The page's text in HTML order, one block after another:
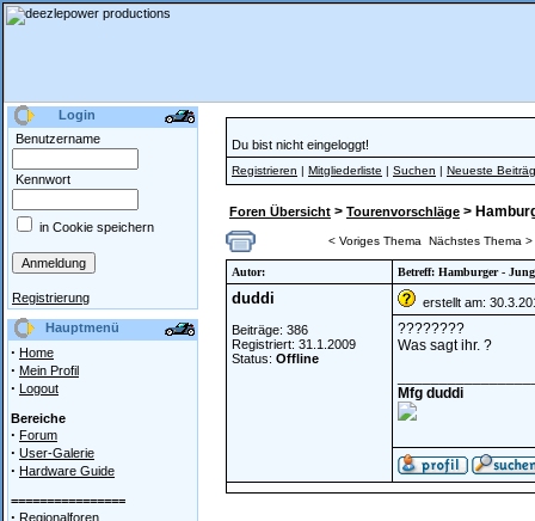
Login
Benutzername
Kennwort
in Cookie speichern
Registrierung
Hauptmenü
· Home
· Mein Profil
· Logout
Bereiche
· Forum
· User-Galerie
· Hardware Guide
================
· Regionalforen
Du bist nicht eingeloggt!
Registrieren | Mitgliederliste | Suchen | Neueste
Foren Übersicht > Tourenvorschläge >
< Voriges Thema Nächstes Thema >
Autor: Betreff: Hamburger -
duddi
Beiträge: 386
Registriert: 31.1.2009
Status: Offline
erstellt am:
????????
Was sagt ihr. ?
Mfg duddi